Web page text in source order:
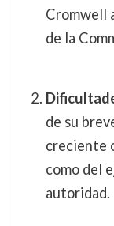
Cromwell
de la
de su
creciente
como del
autoridad.